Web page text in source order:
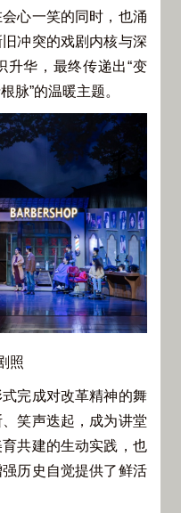
心一笑的同时，也涌
冲突的戏剧内核与深
升华，最终传递出“变
脉”的温暖主题。
照
式完成对改革精神的舞
笑声迭起，成为讲堂
共建的生动实践，也
历史自觉提供了鲜活